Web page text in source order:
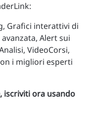
Grafici interattivi di
Alert sui
VideoCorsi,
i migliori esperti
iscriviti ora usando